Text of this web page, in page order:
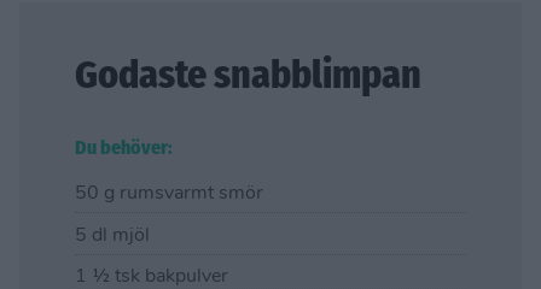
Godaste snabblimpan
Du behöver:
50 g rumsvarmt smör
5 dl mjöl
1 ½ tsk bakpulver